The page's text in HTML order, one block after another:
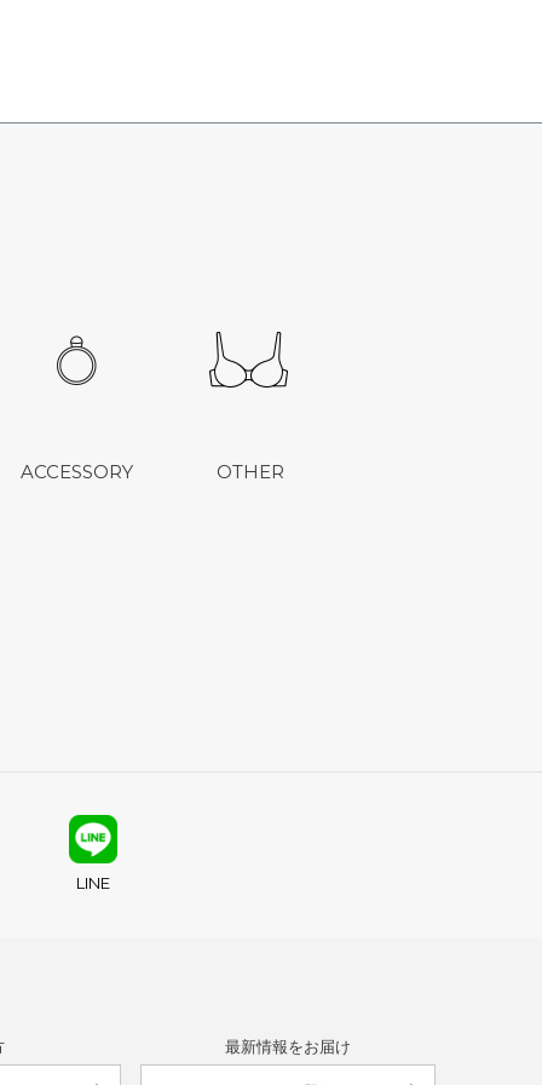
ACCESSORY OTHER
LINE
最新情報をお届け